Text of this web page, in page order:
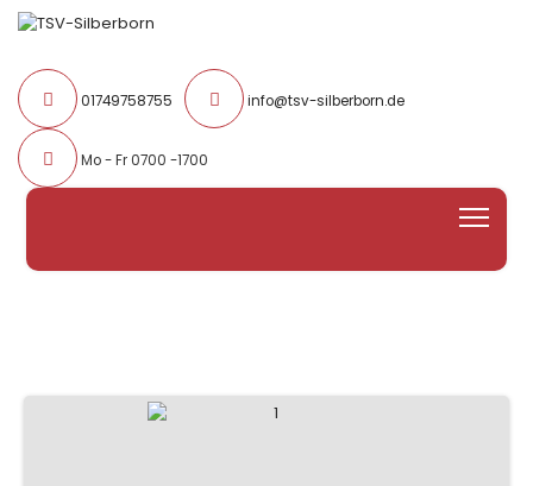
01749758755 info@tsv-silberborn.de
Mo - Fr 0700 -1700